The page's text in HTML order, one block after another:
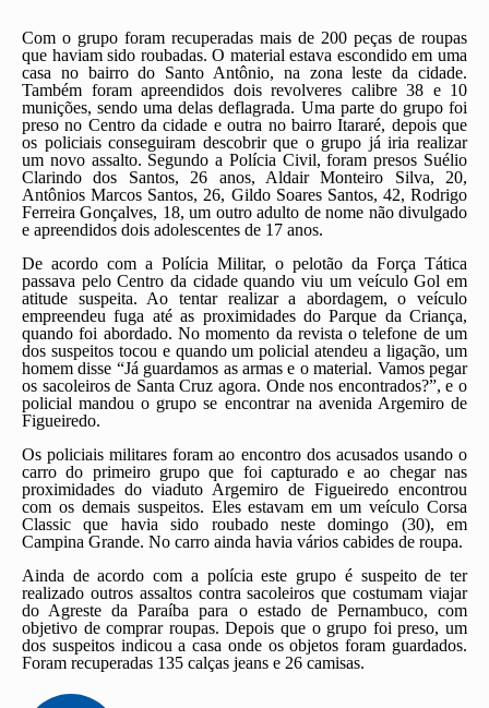
Com o grupo foram recuperadas mais de 200 peças de roupas
que haviam sido roubadas. O material estava escondido em uma
casa no bairro do Santo Antônio, na zona leste da cidade.
Também foram apreendidos dois revolveres calibre 38 e 10
munições, sendo uma delas deflagrada. Uma parte do grupo foi
preso no Centro da cidade e outra no bairro Itararé, depois que
os policiais conseguiram descobrir que o grupo já iria realizar
um novo assalto. Segundo a Polícia Civil, foram presos Suélio
Clarindo dos Santos, 26 anos, Aldair Monteiro Silva, 20,
Antônios Marcos Santos, 26, Gildo Soares Santos, 42, Rodrigo
Ferreira Gonçalves, 18, um outro adulto de nome não divulgado
e apreendidos dois adolescentes de 17 anos.
De acordo com a Polícia Militar, o pelotão da Força Tática
passava pelo Centro da cidade quando viu um veículo Gol em
atitude suspeita. Ao tentar realizar a abordagem, o veículo
empreendeu fuga até as proximidades do Parque da Criança,
quando foi abordado. No momento da revista o telefone de um
dos suspeitos tocou e quando um policial atendeu a ligação, um
homem disse “Já guardamos as armas e o material. Vamos pegar
os sacoleiros de Santa Cruz agora. Onde nos encontrados?”, e o
policial mandou o grupo se encontrar na avenida Argemiro de
Figueiredo.
Os policiais militares foram ao encontro dos acusados usando o
carro do primeiro grupo que foi capturado e ao chegar nas
proximidades do viaduto Argemiro de Figueiredo encontrou
com os demais suspeitos. Eles estavam em um veículo Corsa
Classic que havia sido roubado neste domingo (30), em
Campina Grande. No carro ainda havia vários cabides de roupa.
Ainda de acordo com a polícia este grupo é suspeito de ter
realizado outros assaltos contra sacoleiros que costumam viajar
do Agreste da Paraíba para o estado de Pernambuco, com
objetivo de comprar roupas. Depois que o grupo foi preso, um
dos suspeitos indicou a casa onde os objetos foram guardados.
Foram recuperadas 135 calças jeans e 26 camisas.